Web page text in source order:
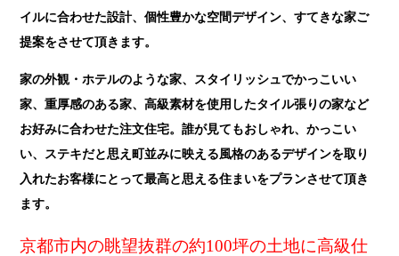
イルに合わせた設計、個性豊かな空間デザイン、すてきな家ご
提案をさせて頂きます。
家の外観・ホテルのような家、スタイリッシュでかっこいい
家、重厚感のある家、高級素材を使用したタイル張りの家など
お好みに合わせた注文住宅。誰が見てもおしゃれ、かっこい
い、ステキだと思え町並みに映える風格のあるデザインを取り
入れたお客様にとって最高と思える住まいをプランさせて頂き
ます。
京都市内の眺望抜群の約100坪の土地に高級仕